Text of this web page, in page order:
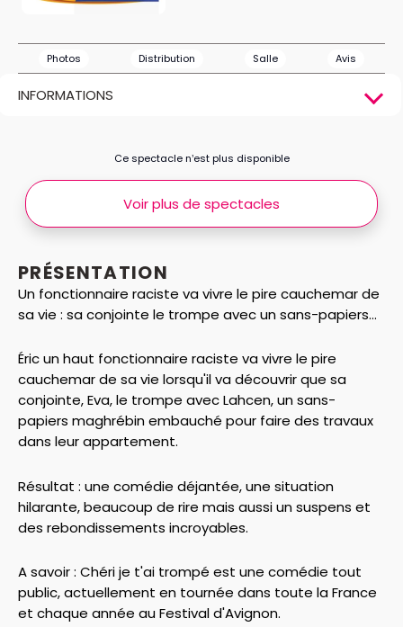
Photos Distribution Salle Avis
INFORMATIONS
PRÉSENTATION
Un fonctionnaire raciste va vivre le pire cauchemar de
sa vie : sa conjointe le trompe avec un sans-papiers...
Éric un haut fonctionnaire raciste va vivre le pire
cauchemar de sa vie lorsqu'il va découvrir que sa
conjointe, Eva, le trompe avec Lahcen, un sans-
papiers maghrébin embauché pour faire des travaux
dans leur appartement.
Résultat : une comédie déjantée, une situation
hilarante, beaucoup de rire mais aussi un suspens et
des rebondissements incroyables.
A savoir : Chéri je t'ai trompé est une comédie tout
public, actuellement en tournée dans toute la France
et chaque année au Festival d'Avignon.
Ce spectacle n’est plus disponible
Voir plus de spectacles